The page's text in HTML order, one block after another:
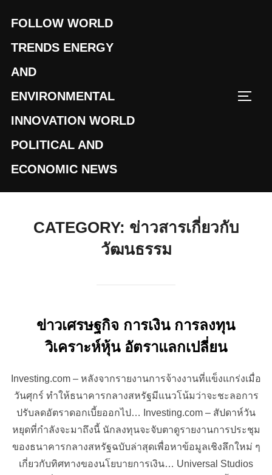
content
FOLLOW WORLD
TRENDS ENERGY
AND
ENVIRONMENTAL
INNOVATION WORLD
POLITICAL AND
ECONOMIC NEWS
CATEGORY: ข่าวสารเกี่ยวกับ
วัฒนธรรม
ข่าวเศรษฐกิจ การเงิน การลงทุน
วิเคราะห์หุ้น อัตราแลกเปลี่ยน
Investing.com – หลังจากรายงานการจ้างงานที่แข็งแกร่งเมื่อ
วันศุกร์ ทำให้ธนาคารกลางสหรัฐมีแนวโน้มว่าจะชะลอการ
ปรับลดอัตราดอกเบี้ยออกไป… Investing.com – สัปดาห์วัน
หยุดที่กำลังจะมาถึงนี้ นักลงทุนจะจับตาดูรายงานการประชุม
ของธนาคารกลางสหรัฐฉบับล่าสุดเพื่อหาข้อมูลเชิงลึกใหม่ ๆ
เกี่ยวกับทิศทางของนโยบายการเงิน… Universal Studios